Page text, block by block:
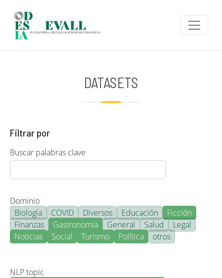
DATASETS
Filtrar por
Buscar palabras clave
Dominio
Biología
COVID Diversos Educación
Ficción
Finanzas
Gastronomía General Salud
Legal
Noticias
Social Turismo Política otros
NLP topic